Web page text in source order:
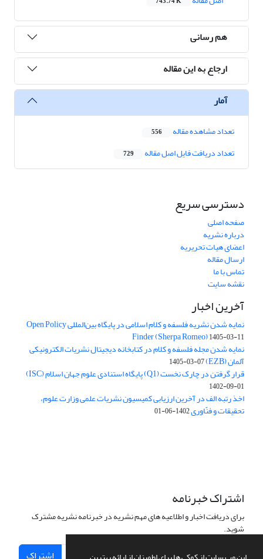
هم رسانی
ارجاع به این مقاله
آمار
تعداد مشاهده مقاله 556
تعداد دریافت فایل اصل مقاله 729
دسترسی سریع
صفحه اصلی
درباره نشریه
اعضای هیات تحریریه
ارسال مقاله
تماس با ما
نقشه سایت
آخرین اخبار
نمایه شدن نشریه فلسفه و کلام اسلامی در پایگاه بین‌المللی Open Policy
Finder (Sherpa Romeo)1405-03-11
نمایه شدن مجله فلسفه و کلام در کتابخانه دیجیتال نشریات الکترونیکی
آلمان (EZB) 1405-03-07
قرار گرفتن در چارک نخست (Q1) پایگاه استنادی علوم جهان اسلام (ISC)
1402-09-01
اخذ رتبه الف در آخرین ارزیابی کمیسیون نشریات علمی وزارت علوم،
تحقیقات و فنّاوری1402-06-01
اشتراک خبرنامه
برای دریافت اخبار و اطلاعیه های مهم نشریه در خبرنامه نشریه مشترک
شوید.